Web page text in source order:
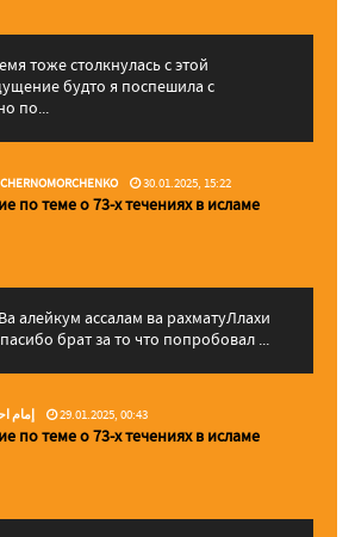
тоже столкнулась с этой
будто я поспешила с
по...
30.01.2025, 15:22
по теме о 73-х течениях в исламе
брат за то что попробовал ...
إمام 29.01.2025, 00:43
по теме о 73-х течениях в исламе